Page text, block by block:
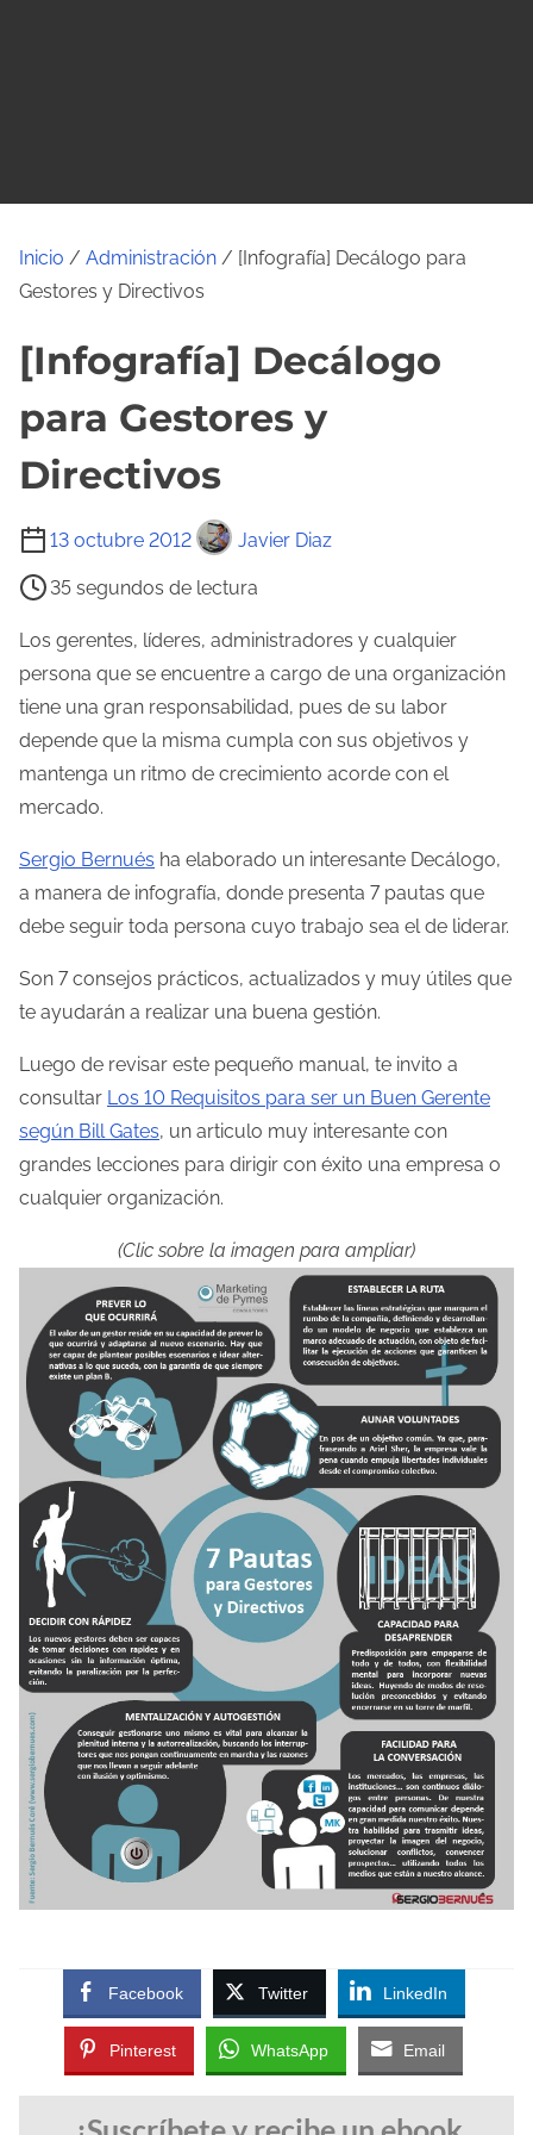
Inicio / Administración / [Infografía] Decálogo para
Gestores y Directivos
[Infografía] Decálogo
para Gestores y
Directivos
13 octubre 2012 Javier Diaz
T
e
m
p
o
d
e
l
c
t
u
r
a
e
l
a
e
n
r
a
35 segundos de lectura
Los gerentes, líderes, administradores y cualquier
persona que se encuentre a cargo de una organización
tiene una gran responsabilidad, pues de su labor
depende que la misma cumpla con sus objetivos y
mantenga un ritmo de crecimiento acorde con el
mercado.
Sergio Bernués ha elaborado un interesante Decálogo,
a manera de infografía, donde presenta 7 pautas que
debe seguir toda persona cuyo trabajo sea el de liderar.
Son 7 consejos prácticos, actualizados y muy útiles que
te ayudarán a realizar una buena gestión.
Luego de revisar este pequeño manual, te invito a
consultar Los 10 Requisitos para ser un Buen Gerente
según Bill Gates, un articulo muy interesante con
grandes lecciones para dirigir con éxito una empresa o
cualquier organización.
(Clic sobre la imagen para ampliar)
Facebook Twitter LinkedIn
Pinterest WhatsApp Email